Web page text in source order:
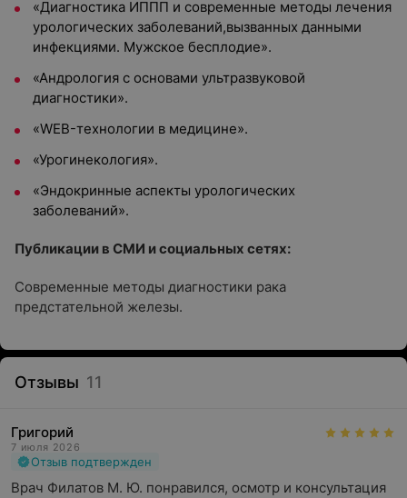
«Диагностика ИППП и современные методы лечения
урологических заболеваний,вызванных данными
инфекциями. Мужское бесплодие».
«Андрология с основами ультразвуковой
диагностики».
«WEB-технологии в медицине».
«Урогинекология».
«Эндокринные аспекты урологических
заболеваний».
Публикации в СМИ и социальных сетях:
Современные методы диагностики рака
предстательной железы.
Отзывы 11
Григорий
7 июля 2026
Отзыв подтвержден
Врач Филатов М. Ю. понравился, осмотр и консультация